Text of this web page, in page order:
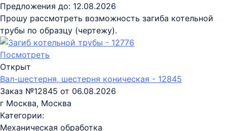
Предложения до: 12.08.2026
Прошу рассмотреть возможность загиба котельной
трубы по образцу (чертежу).
Посмотреть
Открыт
Вал-шестерня, шестерня коническая - 12845
Заказ №12845 от 06.08.2026
г Москва, Москва
Категории:
Механическая обработка